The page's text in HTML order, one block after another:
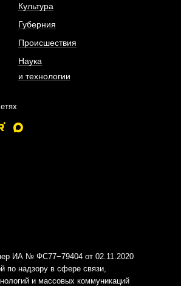
Культура
Губерния
Происшествия
Наука
и технологии
ИА № ФС77−79404 от 02.11.2020
по надзору в сфере связи,
и массовых коммуникаций